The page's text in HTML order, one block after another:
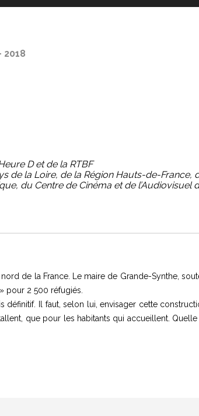
D et de la RTBF
de la Loire, de la Région Hauts-de-
du Centre de Cinéma et de
de la France. Le maire de Grande-Synthe,
pour 2 500 réfugiés.
Il faut, selon lui, envisager cette
que pour les habitants qui accueillent.